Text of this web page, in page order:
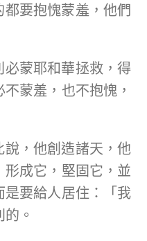
要抱愧蒙羞，他們
蒙耶和華拯救，得
蒙羞，也不抱愧，
，他創造諸天，他
成它，堅固它，並
要給人居住：「我
。